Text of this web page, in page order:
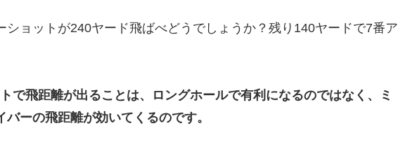
ショットが240ヤード飛ばべどうでしょうか？残り140ヤードで7番ア
で飛距離が出ることは、ロングホールで有利になるのではなく、ミ
バーの飛距離が効いてくるのです。